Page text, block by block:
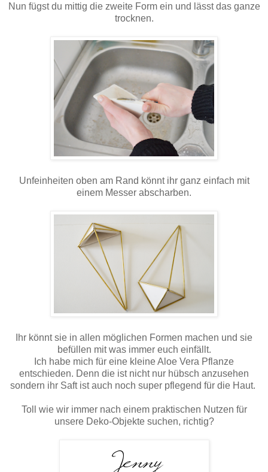
Nun fügst du mittig die zweite Form ein und lässt das ganze
trocknen.
Unfeinheiten oben am Rand könnt ihr ganz einfach mit
einem Messer abscharben.
Ihr könnt sie in allen möglichen Formen machen und sie
befüllen mit was immer euch einfällt.
Ich habe mich für eine kleine Aloe Vera Pflanze
entschieden. Denn die ist nicht nur hübsch anzusehen
sondern ihr Saft ist auch noch super pflegend für die Haut.
Toll wie wir immer nach einem praktischen Nutzen für
unsere Deko-Objekte suchen, richtig?